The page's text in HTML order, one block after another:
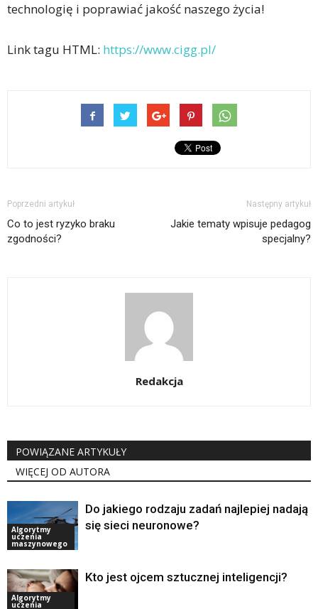
technologię i poprawiać jakość naszego życia!
Link tagu HTML: https://www.cigg.pl/
Poprzedni artykuł
Co to jest ryzyko braku
zgodności?
Następny artykuł
Jakie tematy wpisuje pedagog
specjalny?
Redakcja
POWIĄZANE ARTYKUŁY
WIĘCEJ OD AUTORA
Algorytmy
uczenia
maszynowego
Do jakiego rodzaju zadań najlepiej nadają
się sieci neuronowe?
Algorytmy
uczenia
Kto jest ojcem sztucznej inteligencji?